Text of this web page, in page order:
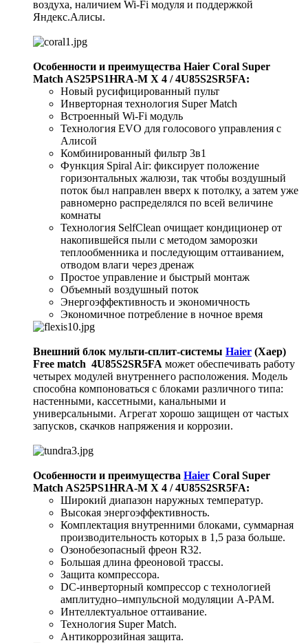
воздуха, наличием Wi-Fi модуля и поддержкой
Яндекс.Алисы.
Особенности и преимущества Haier Coral Super
Match AS25PS1HRA-M X 4 / 4U85S2SR5FA:
Новый русифицированный пульт
Инверторная технология Super Match
Встроенный Wi-Fi модуль
Технология EVO для голосового управления с
Алисой
Комбинированный фильтр 3в1
Функция Spiral Air: фиксирует положение
горизонтальных жалюзи, так чтобы воздушный
поток был направлен вверх к потолку, а затем уже
равномерно распределялся по всей величине
комнаты
Технология SelfClean очищает кондиционер от
накопившейся пыли с методом заморозки
теплообменника и последующим оттаиванием,
отводом влаги через дренаж
Простое управление и быстрый монтаж
Объемный воздушный поток
Энергоэффективность и экономичность
Экономичное потребление в ночное время
Внешний блок мульти-сплит-системы Haier (Хаер)
Free match 4U85S2SR5FA может обеспечивать работу
четырех модулей внутреннего расположения. Модель
способна компоноваться с блоками различного типа:
настенными, кассетными, канальными и
универсальными. Агрегат хорошо защищен от частых
запусков, скачков напряжения и коррозии.
Особенности и преимущества Haier Coral Super
Match AS25PS1HRA-M X 4 / 4U85S2SR5FA:
Широкий диапазон наружных температур.
Высокая энергоэффективность.
Комплектация внутренними блоками, суммарная
производительность которых в 1,5 раза больше.
Озонобезопасный фреон R32.
Большая длина фреоновой трассы.
Защита компрессора.
DC-инверторный компрессор с технологией
амплитудно–импульсной модуляции A-PAM.
Интеллектуальное оттаивание.
Технология Super Match.
Антикоррозийная защита.